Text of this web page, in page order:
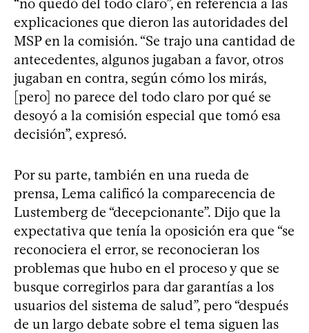
“no quedó del todo claro”, en referencia a las
explicaciones que dieron las autoridades del
MSP en la comisión. “Se trajo una cantidad de
antecedentes, algunos jugaban a favor, otros
jugaban en contra, según cómo los mirás,
[pero] no parece del todo claro por qué se
desoyó a la comisión especial que tomó esa
decisión”, expresó.
Por su parte, también en una rueda de
prensa, Lema calificó la comparecencia de
Lustemberg de “decepcionante”. Dijo que la
expectativa que tenía la oposición era que “se
reconociera el error, se reconocieran los
problemas que hubo en el proceso y que se
busque corregirlos para dar garantías a los
usuarios del sistema de salud”, pero “después
de un largo debate sobre el tema siguen las